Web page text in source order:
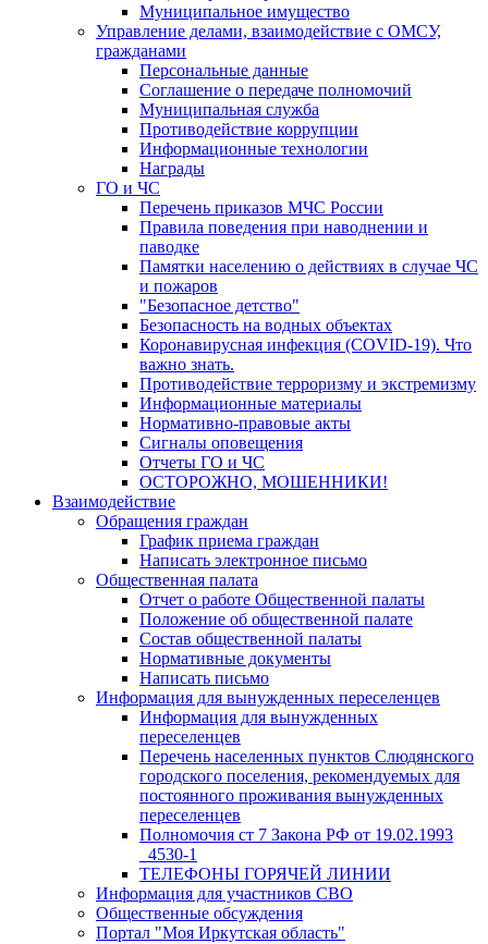
Муниципальное имущество
Управление делами, взаимодействие с ОМСУ,
гражданами
Персональные данные
Соглашение о передаче полномочий
Муниципальная служба
Противодействие коррупции
Информационные технологии
Награды
ГО и ЧС
Перечень приказов МЧС России
Правила поведения при наводнении и
паводке
Памятки населению о действиях в случае ЧС
и пожаров
"Безопасное детство"
Безопасность на водных объектах
Коронавирусная инфекция (COVID-19). Что
важно знать.
Противодействие терроризму и экстремизму
Информационные материалы
Нормативно-правовые акты
Сигналы оповещения
Отчеты ГО и ЧС
ОСТОРОЖНО, МОШЕННИКИ!
Взаимодействие
Обращения граждан
График приема граждан
Написать электронное письмо
Общественная палата
Отчет о работе Общественной палаты
Положение об общественной палате
Состав общественной палаты
Нормативные документы
Написать письмо
Информация для вынужденных переселенцев
Информация для вынужденных
переселенцев
Перечень населенных пунктов Слюдянского
городского поселения, рекомендуемых для
постоянного проживания вынужденных
переселенцев
Полномочия ст 7 Закона РФ от 19.02.1993
_4530-1
ТЕЛЕФОНЫ ГОРЯЧЕЙ ЛИНИИ
Информация для участников СВО
Общественные обсуждения
Портал "Моя Иркутская область"